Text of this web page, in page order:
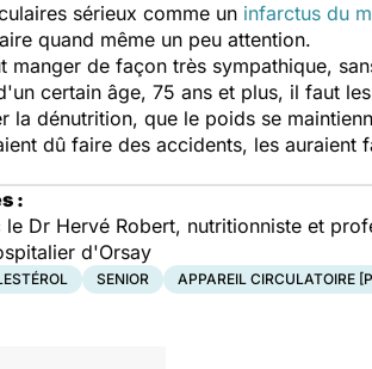
sérieux comme un infarctus du
quand même un peu attention.
manger de façon très sympathique,
certain âge, 75 ans et plus, il faut
la dénutrition, que le poids se
dû faire des accidents, les auraient
:
le Dr Hervé Robert, nutritionniste et
d'Orsay
SENIOR APPAREIL CIRCULATOIRE